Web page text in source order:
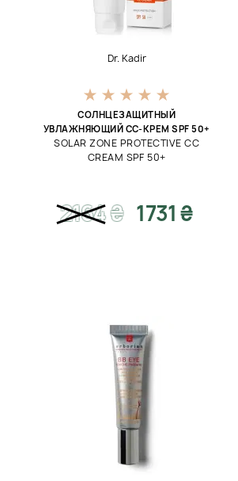
Dr. Kadir
СОЛНЦЕЗАЩИТНЫЙ
УВЛАЖНЯЮЩИЙ CC-КРЕМ SPF 50+
SOLAR ZONE PROTECTIVE CC
CREAM SPF 50+
2164₴ 1731 ₴